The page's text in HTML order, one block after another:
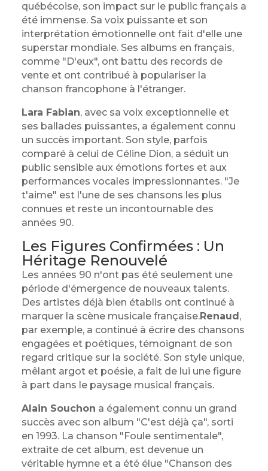
québécoise, son impact sur le public français a
été immense. Sa voix puissante et son
interprétation émotionnelle ont fait d'elle une
superstar mondiale. Ses albums en français,
comme "D'eux", ont battu des records de
vente et ont contribué à populariser la
chanson francophone à l'étranger.
Lara Fabian, avec sa voix exceptionnelle et
ses ballades puissantes, a également connu
un succès important. Son style, parfois
comparé à celui de Céline Dion, a séduit un
public sensible aux émotions fortes et aux
performances vocales impressionnantes. "Je
t'aime" est l'une de ses chansons les plus
connues et reste un incontournable des
années 90.
Les Figures Confirmées : Un
Héritage Renouvelé
Les années 90 n'ont pas été seulement une
période d'émergence de nouveaux talents.
Des artistes déjà bien établis ont continué à
marquer la scène musicale française.Renaud,
par exemple, a continué à écrire des chansons
engagées et poétiques, témoignant de son
regard critique sur la société. Son style unique,
mêlant argot et poésie, a fait de lui une figure
à part dans le paysage musical français.
Alain Souchon a également connu un grand
succès avec son album "C'est déjà ça", sorti
en 1993. La chanson "Foule sentimentale",
extraite de cet album, est devenue un
véritable hymne et a été élue "Chanson des